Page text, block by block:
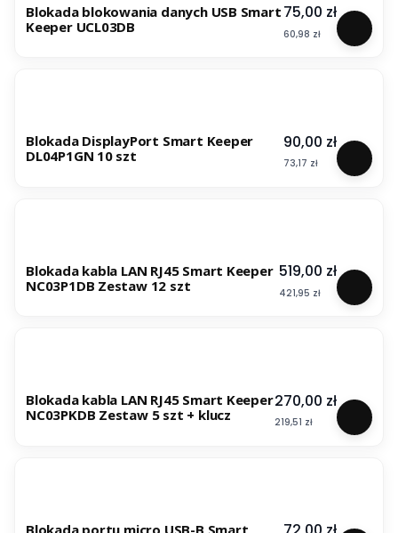
Blokada blokowania danych USB Smart
Keeper UCL03DB
Cena
75,00 zł
Cena
60,98 zł
Blokada DisplayPort Smart Keeper
DL04P1GN 10 szt
Cena
90,00 zł
Cena
73,17 zł
Blokada kabla LAN RJ45 Smart Keeper
NC03P1DB Zestaw 12 szt
Cena
519,00 zł
Cena
421,95 zł
Blokada kabla LAN RJ45 Smart Keeper
NC03PKDB Zestaw 5 szt + klucz
Cena
270,00 zł
Cena
219,51 zł
Blokada portu micro USB-B Smart